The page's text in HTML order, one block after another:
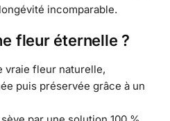
incomparable.
fleur éternelle ?
vraie fleur naturelle,
puis préservée grâce à un